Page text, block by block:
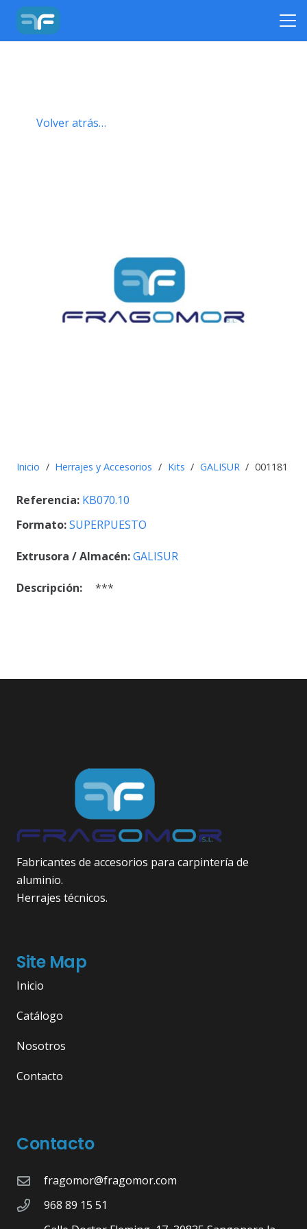
Volver atrás…
Inicio / Herrajes y Accesorios / Kits / GALISUR / 001181
Referencia: KB070.10
Formato:SUPERPUESTO
Extrusora / Almacén:GALISUR
Descripción: ***
Fabricantes de accesorios para carpintería de
aluminio.
Herrajes técnicos.
Site Map
Inicio
Catálogo
Nosotros
Contacto
Contacto
fragomor@fragomor.com
968 89 15 51